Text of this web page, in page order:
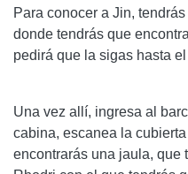
Para conocer a Jin,
donde tendrás que
pedirá que la sigas hasta
Una vez allí, ingresa al
cabina, escanea la
encontrarás una jaula, que